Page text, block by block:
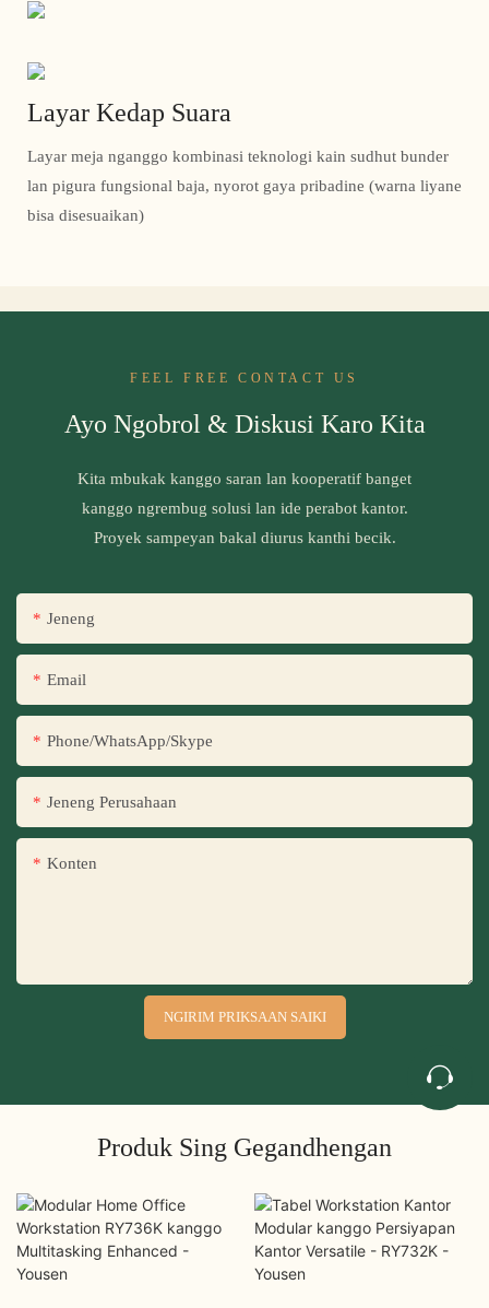
Layar Kedap Suara
Layar meja nganggo kombinasi teknologi kain sudhut bunder
lan pigura fungsional baja, nyorot gaya pribadine (warna liyane
bisa disesuaikan)
FEEL FREE CONTACT US
Ayo Ngobrol & Diskusi Karo Kita
Kita mbukak kanggo saran lan kooperatif banget
kanggo ngrembug solusi lan ide perabot kantor.
Proyek sampeyan bakal diurus kanthi becik.
Jeneng
Email
Phone/WhatsApp/Skype
Jeneng Perusahaan
Konten
NGIRIM PRIKSAAN SAIKI
Produk Sing Gegandhengan